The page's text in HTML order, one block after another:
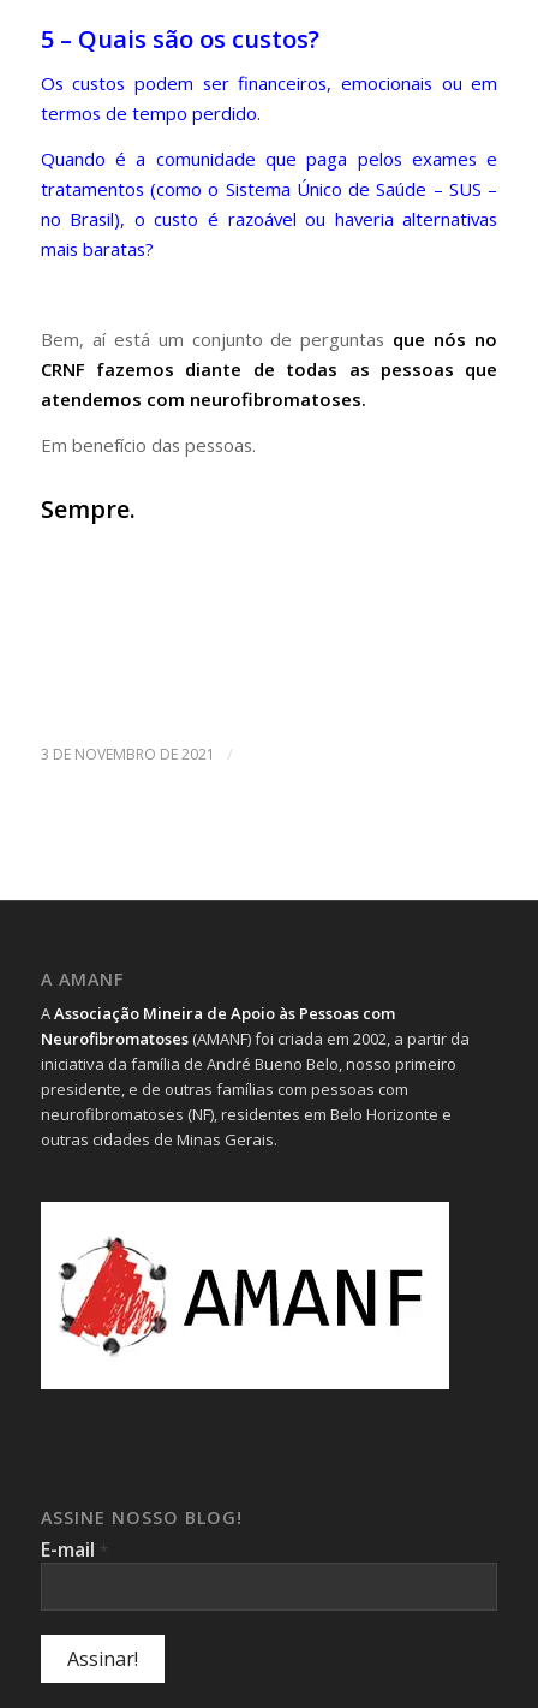
5 – Quais são os custos?
Os custos podem ser financeiros, emocionais ou em
termos de tempo perdido.
Quando é a comunidade que paga pelos exames e
tratamentos (como o Sistema Único de Saúde – SUS –
no Brasil), o custo é razoável ou haveria alternativas
mais baratas?
Bem, aí está um conjunto de perguntas que nós no
CRNF fazemos diante de todas as pessoas que
atendemos com neurofibromatoses.
Em benefício das pessoas.
Sempre.
3 DE NOVEMBRO DE 2021 /
A AMANF
AAssociação Mineira de Apoio às Pessoas com
Neurofibromatoses(AMANF) foi criada em 2002, a partir da
iniciativa da família de André Bueno Belo, nosso primeiro
presidente, e de outras famílias com pessoas com
neurofibromatoses (NF), residentes em Belo Horizonte e
outras cidades de Minas Gerais.
ASSINE NOSSO BLOG!
E-mail *